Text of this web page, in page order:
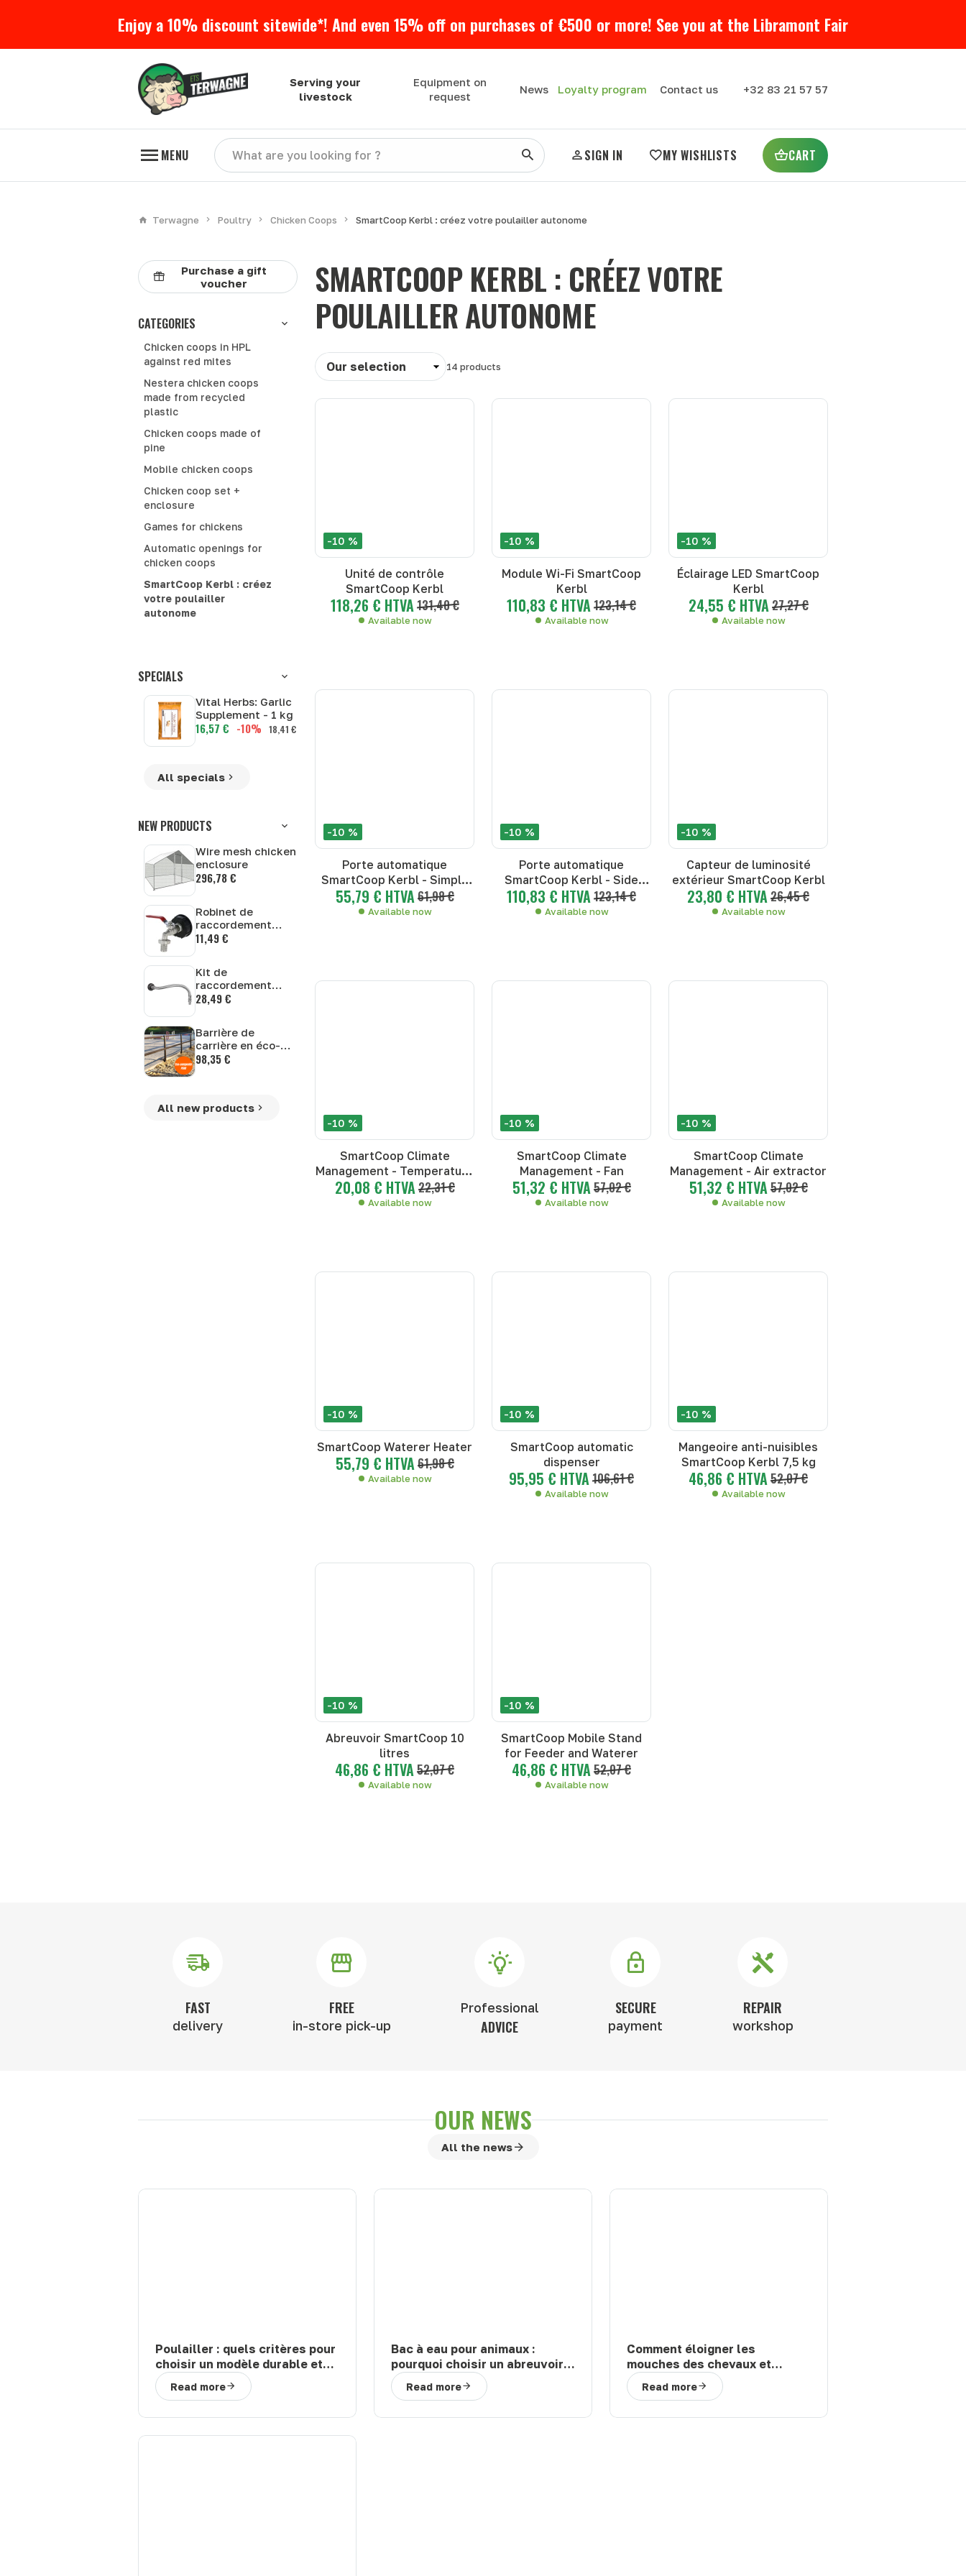
Enjoy a 10% discount sitewide*! And even 15% off on purchases of €500 or more! See you at the Libramont Fair
Serving your
livestock
Equipment on
request
News Loyalty program Contact us +32 83 21 57 57
MENU SIGN IN MY WISHLISTS CART
Terwagne Poultry Chicken Coops SmartCoop Kerbl : créez votre poulailler autonome
Purchase a gift
voucher
CATEGORIES
Chicken coops in HPL
against red mites
Nestera chicken coops
made from recycled
plastic
Chicken coops made of
pine
Mobile chicken coops
Chicken coop set +
enclosure
Games for chickens
Automatic openings for
chicken coops
SmartCoop Kerbl : créez
votre poulailler
autonome
SPECIALS
Vital Herbs: Garlic
Supplement - 1 kg
16,57 € -10% 18,41 €
All specials
NEW PRODUCTS
Wire mesh chicken
enclosure
296,78 €
Robinet de
raccordement
pour conteneur
11,49 €
Kit de
raccordement
pour cuve IBC
28,49 €
Barrière de
carrière en éco-
composite avec
98,35 €
All new products
SMARTCOOP KERBL : CRÉEZ VOTRE
POULAILLER AUTONOME
Sort
by
14 products
-10 %
Unité de contrôle
SmartCoop Kerbl
118,26 € HTVA 131,40 €
Available now
-10 %
Module Wi-Fi SmartCoop
Kerbl
110,83 € HTVA 123,14 €
Available now
-10 %
Éclairage LED SmartCoop
Kerbl
24,55 € HTVA 27,27 €
Available now
-10 %
Porte automatique
SmartCoop Kerbl - Simple
door
55,79 € HTVA 61,98 €
Available now
-10 %
Porte automatique
SmartCoop Kerbl - Side
door
110,83 € HTVA 123,14 €
Available now
-10 %
Capteur de luminosité
extérieur SmartCoop Kerbl
23,80 € HTVA 26,45 €
Available now
-10 %
SmartCoop Climate
Management - Temperature
probe
20,08 € HTVA 22,31 €
Available now
-10 %
SmartCoop Climate
Management - Fan
51,32 € HTVA 57,02 €
Available now
-10 %
SmartCoop Climate
Management - Air extractor
51,32 € HTVA 57,02 €
Available now
-10 %
SmartCoop Waterer Heater
55,79 € HTVA 61,98 €
Available now
-10 %
SmartCoop automatic
dispenser
95,95 € HTVA 106,61 €
Available now
-10 %
Mangeoire anti-nuisibles
SmartCoop Kerbl 7,5 kg
46,86 € HTVA 52,07 €
Available now
-10 %
Abreuvoir SmartCoop 10
litres
46,86 € HTVA 52,07 €
Available now
-10 %
SmartCoop Mobile Stand
for Feeder and Waterer
46,86 € HTVA 52,07 €
Available now
FAST
delivery
FREE
in-store pick-up
Professional
ADVICE
SECURE
payment
REPAIR
workshop
OUR NEWS
All the news
Poulailler : quels critères pour
choisir un modèle durable et
facile à entretenir ?
Read more
Bac à eau pour animaux :
pourquoi choisir un abreuvoir
de la marque Suevia ?
Read more
Comment éloigner les
mouches des chevaux et
bovins en prairie : solutions
efficaces
Read more